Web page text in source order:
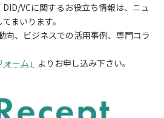
VCに関するお役立ち情報は、ニュ
まいります。
向、ビジネスでの活用事例、専門コラ
ォーム」 よりお申し込み下さい。